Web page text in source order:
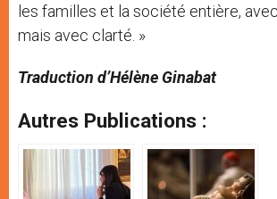
les familles et la société entière,
mais avec clarté. »
Traduction d’Hélène Ginabat
Autres Publications :